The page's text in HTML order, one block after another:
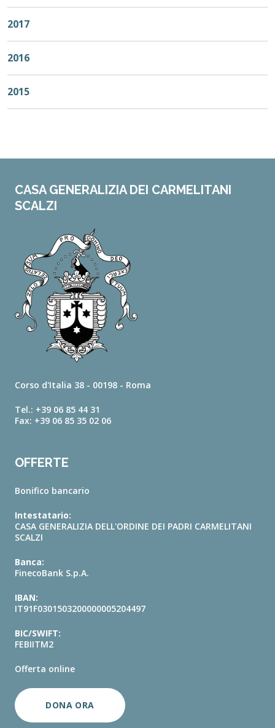
2017
2016
2015
CASA GENERALIZIA DEI CARMELITANI
SCALZI
Corso d'Italia 38 - 00198 - Roma
Tel.: +39 06 85 44 31
Fax: +39 06 85 35 02 06
OFFERTE
Bonifico bancario
Intestatario:
CASA GENERALIZIA DELL'ORDINE DEI PADRI CARMELITANI
SCALZI
Banca:
FinecoBank S.p.A.
IBAN:
IT91F0301503200000005204497
BIC/SWIFT:
FEBIITM2
Offerta online
DONA ORA